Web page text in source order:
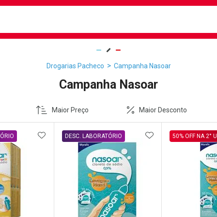
Drogarias Pacheco Campanha Nasoar
Campanha Nasoar
Maior Preço Maior Desconto
ADICIONAR AOS FAVORITOS
DESC. LABORATÓRIO ADICIONAR AOS
50% OFF NA 2°